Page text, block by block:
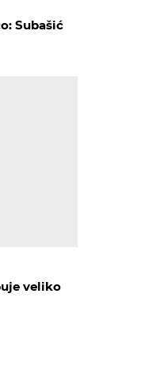
Subašić
veliko